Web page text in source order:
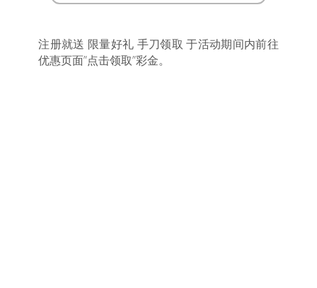
注册就送 限量好礼 手刀领取 于活动期间内前往
优惠页面”点击领取”彩金。